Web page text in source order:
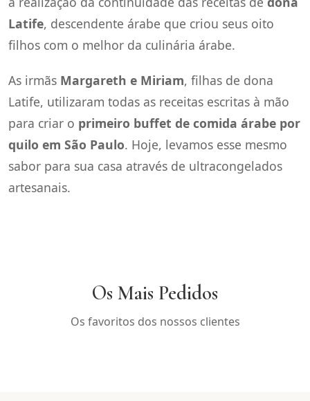
Latife, descendente árabe que criou seus oito
filhos com o melhor da culinária árabe.
As irmãs Margareth e Miriam, filhas de dona
Latife, utilizaram todas as receitas escritas à mão
para criar o primeiro buffet de comida árabe por
quilo em São Paulo. Hoje, levamos esse mesmo
sabor para sua casa através de ultracongelados
artesanais.
Os Mais Pedidos
Os favoritos dos nossos clientes